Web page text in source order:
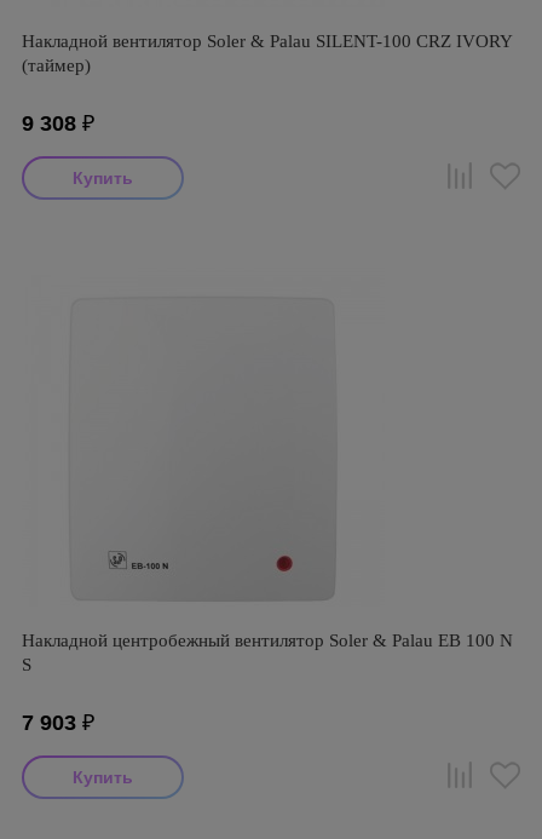
Накладной вентилятор Soler & Palau SILENT-100 CRZ IVORY
(таймер)
9 308 ₽
Накладной центробежный вентилятор Soler & Palau EB 100 N
S
7 903 ₽